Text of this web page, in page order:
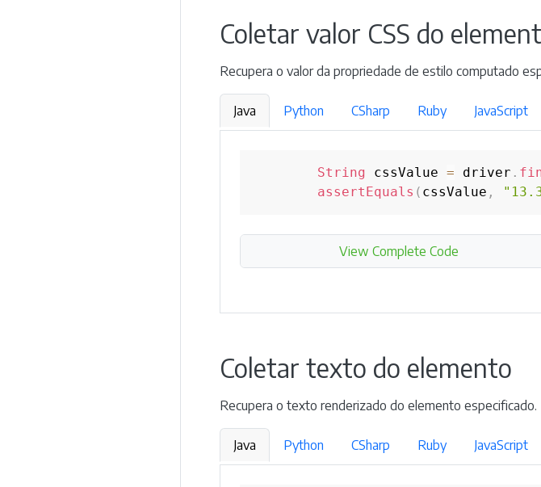
Coletar valor CSS do
Recupera o valor da propriedade de estilo computado
Java Python CSharp Ruby JavaScript
String cssValue = driver .
assertEquals ( cssValue ,
View Complete Code
Coletar texto do elemento
Recupera o texto renderizado do elemento especificado.
Java Python CSharp Ruby JavaScript